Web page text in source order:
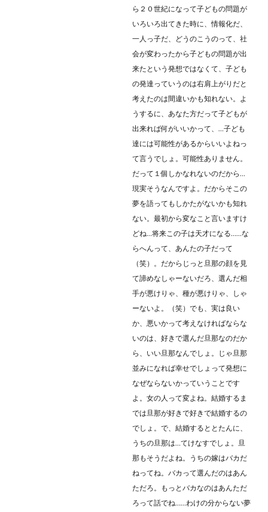
ら２０世紀になって子どもの問題が
いろいろ出てきた時に、情報化だ、
一人っ子だ、どうのこうのって、社
会が変わったから子どもの問題が出
来たという発想ではなくて、子ども
の発達っていうのは右肩上がりだと
考えたのは間違いかも知れない。よ
うするに、あなた方だって子どもが
出来れば何がいいかって、…子ども
達には可能性があるからいいよねっ
て言うでしょ。可能性ありません。
だって１個しかなれないのだから…
現実そうなんですよ。だからそこの
夢を語ってもしかたがないかも知れ
ない。最初から変なこと言いますけ
どね…将来この子は天才になる……な
らへんって、あんたの子だって
（笑）。だからじっと旦那の顔を見
て諦めなしゃーないだろ、選んだ相
手が悪けりゃ、種が悪けりゃ、しゃ
ーないよ。（笑）でも、実は良い
か、悪いかって考えなければならな
いのは、好きで選んだ旦那なのだか
ら、いい旦那なんでしょ。じゃ旦那
並みになれば幸せでしょって発想に
なぜならないかっていうことです
よ。女の人って変よね。結婚するま
では旦那が好きで好きで結婚するの
でしょ。で、結婚するととたんに、
うちの旦那は…てけなすでしょ。旦
那もそうだよね。うちの嫁はバカだ
ねってね。バカって選んだのはあん
ただろ。もっとバカなのはあんただ
ろって話でね……わけの分からない夢